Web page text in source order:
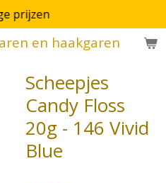
en haakgaren
prijzen
Scheepjes
Candy Floss
20g - 146 Vivid
Blue